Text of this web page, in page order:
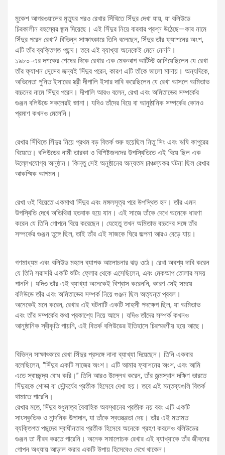
মুকেশ আগরওয়ালের মৃত্যুর পরও রেখার সিঁথিতে সিঁদুর দেখা যায়, যা বলিউডে
চিরকালীন রহস্যের জন্ম দিয়েছে। এই সিঁদুর নিয়ে বারবার প্রশ্ন উঠেছে—কার নামে
সিঁদুর পরেন রেখা? বিভিন্ন সাক্ষাৎকারে তিনি বলেছেন, সিঁদুর তাঁর ফ্যাশনের অংশ,
এটি তাঁর ব্যক্তিগত পছন্দ। তবে এই ব্যাখ্যা অনেকেই মেনে নেননি।
১৯৮০-এর দশকের শেষের দিকে রেখার এক মেকআপ আর্টিস্ট জানিয়েছিলেন যে রেখা
তাঁর ফ্যাশন সেন্সের জন্যই সিঁদুর পরেন, কারণ এটি তাঁকে ভালো মানায়। অন্যদিকে,
অভিনেতা পুনিত ইসারের স্ত্রী দীপালি ইসার দাবি করেছিলেন যে রেখা আসলে অমিতাভ
বচ্চনের নামে সিঁদুর পরেন। দীপালি আরও বলেন, রেখা এবং অমিতাভের সম্পর্কের
গুঞ্জন বলিউডে সকলেরই জানা। যদিও তাঁদের বিয়ে বা আনুষ্ঠানিক সম্পর্কের কোনও
প্রমাণ কখনও মেলেনি।
রেখার সিঁথিতে সিঁদুর নিয়ে প্রথম বড় বিতর্ক শুরু হয়েছিল নিতু সিং এবং ঋষি কাপুরের
বিয়েতে। বলিউডের নামী তারকা ও বিশিষ্টজনদের উপস্থিতিতে এই বিয়ে ছিল এক
উল্লেখযোগ্য অনুষ্ঠান। কিন্তু সেই অনুষ্ঠানের অন্যতম চাঞ্চল্যকর ঘটনা ছিল রেখার
আকস্মিক আগমন।
রেখা ওই বিয়েতে একমাথা সিঁদুর এবং মঙ্গলসূত্র পরে উপস্থিত হন। তাঁর এমন
উপস্থিতি দেখে অতিথিরা হতবাক হয়ে যান। এই সাজে তাঁকে দেখে অনেকে ধারণা
করেন যে তিনি গোপনে বিয়ে করেছেন। যেহেতু তখন অমিতাভ বচ্চনের সঙ্গে তাঁর
সম্পর্কের গুঞ্জন তুঙ্গে ছিল, তাই তাঁর এই সাজকে ঘিরে জল্পনা আরও বেড়ে যায়।
গণমাধ্যম এবং বলিউড মহলে ব্যাপক আলোচনার ঝড় ওঠে। রেখা অবশ্য দাবি করেন
যে তিনি সরাসরি একটি শুটিং ফ্লোর থেকে এসেছিলেন, এবং মেকআপ তোলার সময়
পাননি। যদিও তাঁর এই ব্যাখ্যা অনেকেই বিশ্বাস করেননি, কারণ সেই সময়ে
বলিউডে তাঁর এবং অমিতাভের সম্পর্ক নিয়ে গুঞ্জন ছিল অত্যন্ত প্রবল।
অনেকেই মনে করেন, রেখার এই ঘটনাটি একটি সাহসী পদক্ষেপ ছিল, যা অমিতাভ
এবং তাঁর সম্পর্কের কথা প্রকাশ্যে নিয়ে আসে। যদিও তাঁদের সম্পর্ক কখনও
আনুষ্ঠানিক স্বীকৃতি পায়নি, এই বিতর্ক বলিউডের ইতিহাসে চিরস্মরণীয় হয়ে আছে।
বিভিন্ন সাক্ষাৎকারে রেখা সিঁদুর প্রসঙ্গে নানা ব্যাখ্যা দিয়েছেন। তিনি একবার
বলেছিলেন, “সিঁদুর একটি সাজের অংশ। এটি আমার ফ্যাশনের অংশ, এবং আমি
এতে স্বাচ্ছন্দ্য বোধ করি।” তিনি আরও উল্লেখ করেন, তাঁর জন্মস্থান দক্ষিণ ভারতে
সিঁদুরকে শোভা বা সৌন্দর্যের প্রতীক হিসেবে দেখা হয়। তবে এই মন্তব্যগুলি বিতর্ক
থামাতে পারেনি।
রেখার মতে, সিঁদুর শুধুমাত্র বৈবাহিক অবস্থানের প্রতীক নয় বরং এটি একটি
সাংস্কৃতিক ও নান্দনিক উপাদান, যা তাঁকে স্বতন্ত্রতা দেয়। তাঁর এই মতামত
ব্যক্তিগত পছন্দের স্বাধীনতার প্রতীক হিসেবে অনেকে গ্রহণ করলেও বলিউডের
গুঞ্জন তা নীরব করতে পারেনি। অনেক সমালোচক রেখার এই ব্যাখ্যাকে তাঁর জীবনের
গোপন অধ্যায় আড়াল করার একটি উপায় হিসেবেও দেখে থাকেন।